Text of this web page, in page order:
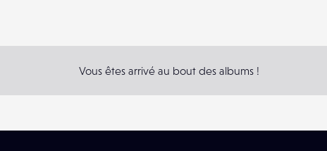
Vous êtes arrivé au bout des albums !